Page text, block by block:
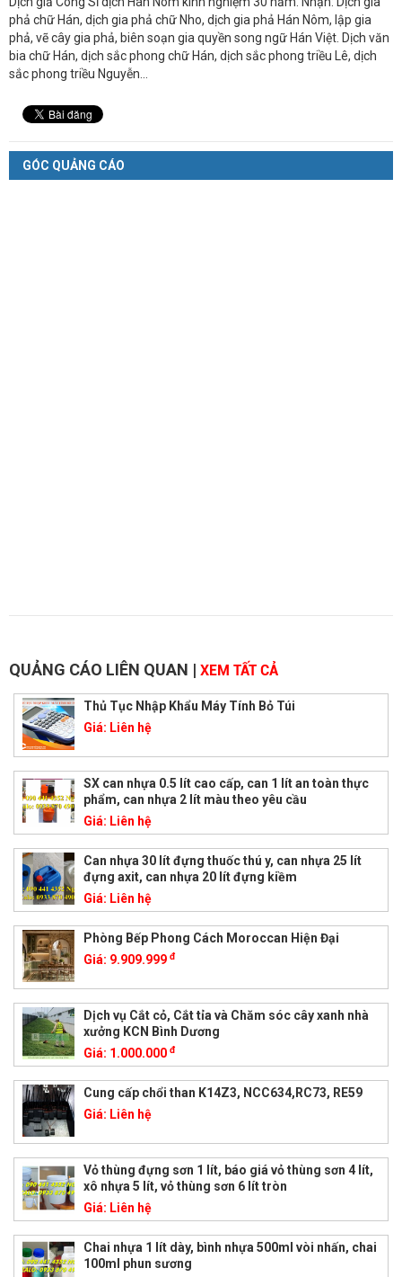
phả chữ Hán, dịch gia phả chữ Nho, dịch gia phả Hán Nôm, lập gia
phả, vẽ cây gia phả, biên soạn gia quyền song ngữ Hán Việt. Dịch văn
bia chữ Hán, dịch sắc phong chữ Hán, dịch sắc phong triều Lê, dịch
sắc phong triều Nguyễn...
GÓC QUẢNG CÁO
QUẢNG CÁO LIÊN QUAN | XEM TẤT CẢ
Thủ Tục Nhập Khẩu Máy Tính Bỏ Túi
Giá: Liên hệ
SX can nhựa 0.5 lít cao cấp, can 1 lít an toàn thực
phẩm, can nhựa 2 lít màu theo yêu cầu
Giá: Liên hệ
Can nhựa 30 lít đựng thuốc thú y, can nhựa 25 lít
đựng axit, can nhựa 20 lít đựng kiềm
Giá: Liên hệ
Phòng Bếp Phong Cách Moroccan Hiện Đại
Giá: 9.909.999 đ
Dịch vụ Cắt cỏ, Cắt tỉa và Chăm sóc cây xanh nhà
xưởng KCN Bình Dương
Giá: 1.000.000 đ
Cung cấp chổi than K14Z3, NCC634,RC73, RE59
Giá: Liên hệ
Vỏ thùng đựng sơn 1 lít, báo giá vỏ thùng sơn 4 lít,
xô nhựa 5 lít, vỏ thùng sơn 6 lít tròn
Giá: Liên hệ
Chai nhựa 1 lít dày, bình nhựa 500ml vòi nhấn, chai
100ml phun sương